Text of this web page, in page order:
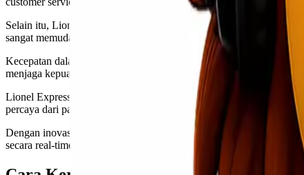
Selain itu, Lionel Express menawarkan berbagai opsi pengiriman
sangat memudahkan bagi bisnis kecil hingga besar dalam mengatur
Kecepatan dalam proses pengiriman juga menjadi fokus utama
menjaga kepuasan pelanggan.
Lionel Express juga menerapkan transparansi dalam biaya
percaya dari para pengguna jasa kami.
Dengan inovasi teknologi terkini, pelacakan kiriman kini semakin
secara real-time tanpa perlu khawatir kehilangan jejak pengiriman.